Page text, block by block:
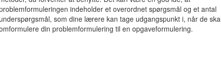
indeholder et overordnet spørgsmål og et antal
som dine lærere kan tage udgangspunkt i, når de
din problemformulering til en opgaveformulering.